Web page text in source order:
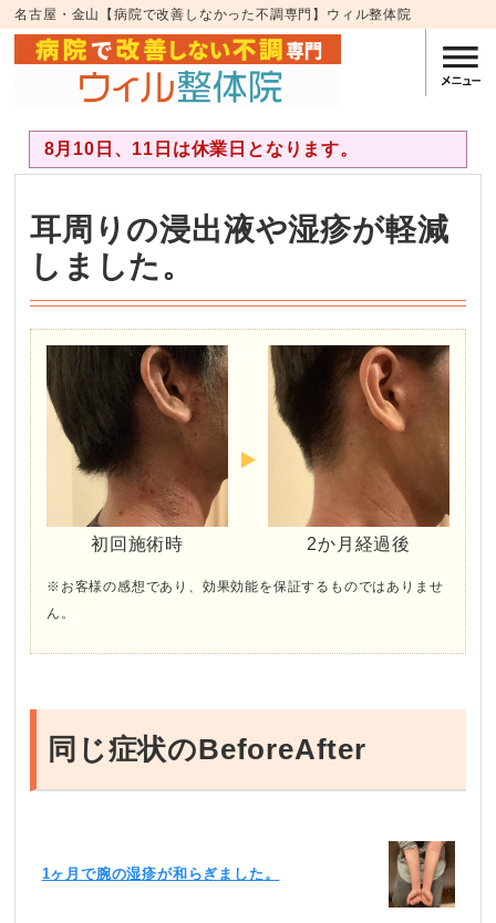
名古屋・金山【病院で改善しなかった不調専門】ウィル整体院
8月10日、11日は休業日となります。
耳周りの浸出液や湿疹が軽減
しました。
初回施術時 2か月経過後
※お客様の感想であり、効果効能を保証するものではありませ
ん。
同じ症状のBeforeAfter
1ヶ月で腕の湿疹が和らぎました。